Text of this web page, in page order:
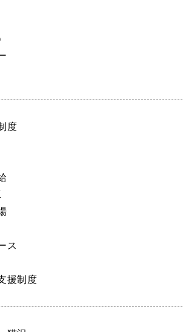
度
ス
援制度